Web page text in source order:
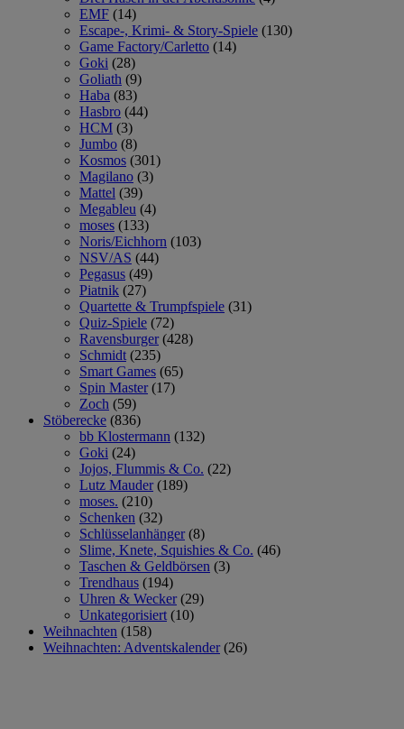
EMF (14)
Escape-, Krimi- & Story-Spiele (130)
Game Factory/Carletto (14)
Goki (28)
Goliath (9)
Haba (83)
Hasbro (44)
HCM (3)
Jumbo (8)
Kosmos (301)
Magilano (3)
Mattel (39)
Megableu (4)
moses (133)
Noris/Eichhorn (103)
NSV/AS (44)
Pegasus (49)
Piatnik (27)
Quartette & Trumpfspiele (31)
Quiz-Spiele (72)
Ravensburger (428)
Schmidt (235)
Smart Games (65)
Spin Master (17)
Zoch (59)
Stöberecke (836)
bb Klostermann (132)
Goki (24)
Jojos, Flummis & Co. (22)
Lutz Mauder (189)
moses. (210)
Schenken (32)
Schlüsselanhänger (8)
Slime, Knete, Squishies & Co. (46)
Taschen & Geldbörsen (3)
Trendhaus (194)
Uhren & Wecker (29)
Unkategorisiert (10)
Weihnachten (158)
Weihnachten: Adventskalender (26)